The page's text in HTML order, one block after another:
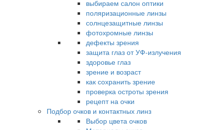
выбираем салон оптики
поляризационные линзы
солнцезащитные линзы
фотохромные линзы
дефекты зрения
защита глаз от УФ-излучения
здоровье глаз
зрение и возраст
как сохранить зрение
проверка остроты зрения
рецепт на очки
Подбор очков и контактных линз
Выбор цвета очков